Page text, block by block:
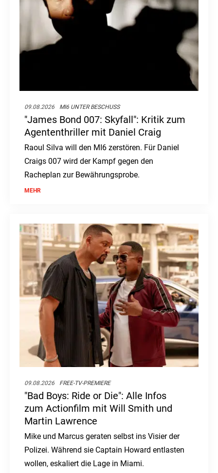
09.08.2026 MI6 UNTER BESCHUSS
"James Bond 007: Skyfall": Kritik zum
Agententhriller mit Daniel Craig
Raoul Silva will den MI6 zerstören. Für Daniel
Craigs 007 wird der Kampf gegen den
Racheplan zur Bewährungsprobe.
MEHR
09.08.2026 FREE-TV-PREMIERE
"Bad Boys: Ride or Die": Alle Infos
zum Actionfilm mit Will Smith und
Martin Lawrence
Mike und Marcus geraten selbst ins Visier der
Polizei. Während sie Captain Howard entlasten
wollen, eskaliert die Lage in Miami.